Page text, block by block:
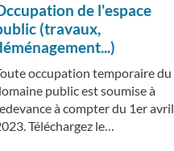
de l'espace
(travaux,
occupation temporaire du
public est soumise à
à compter du 1er avril
Téléchargez le…